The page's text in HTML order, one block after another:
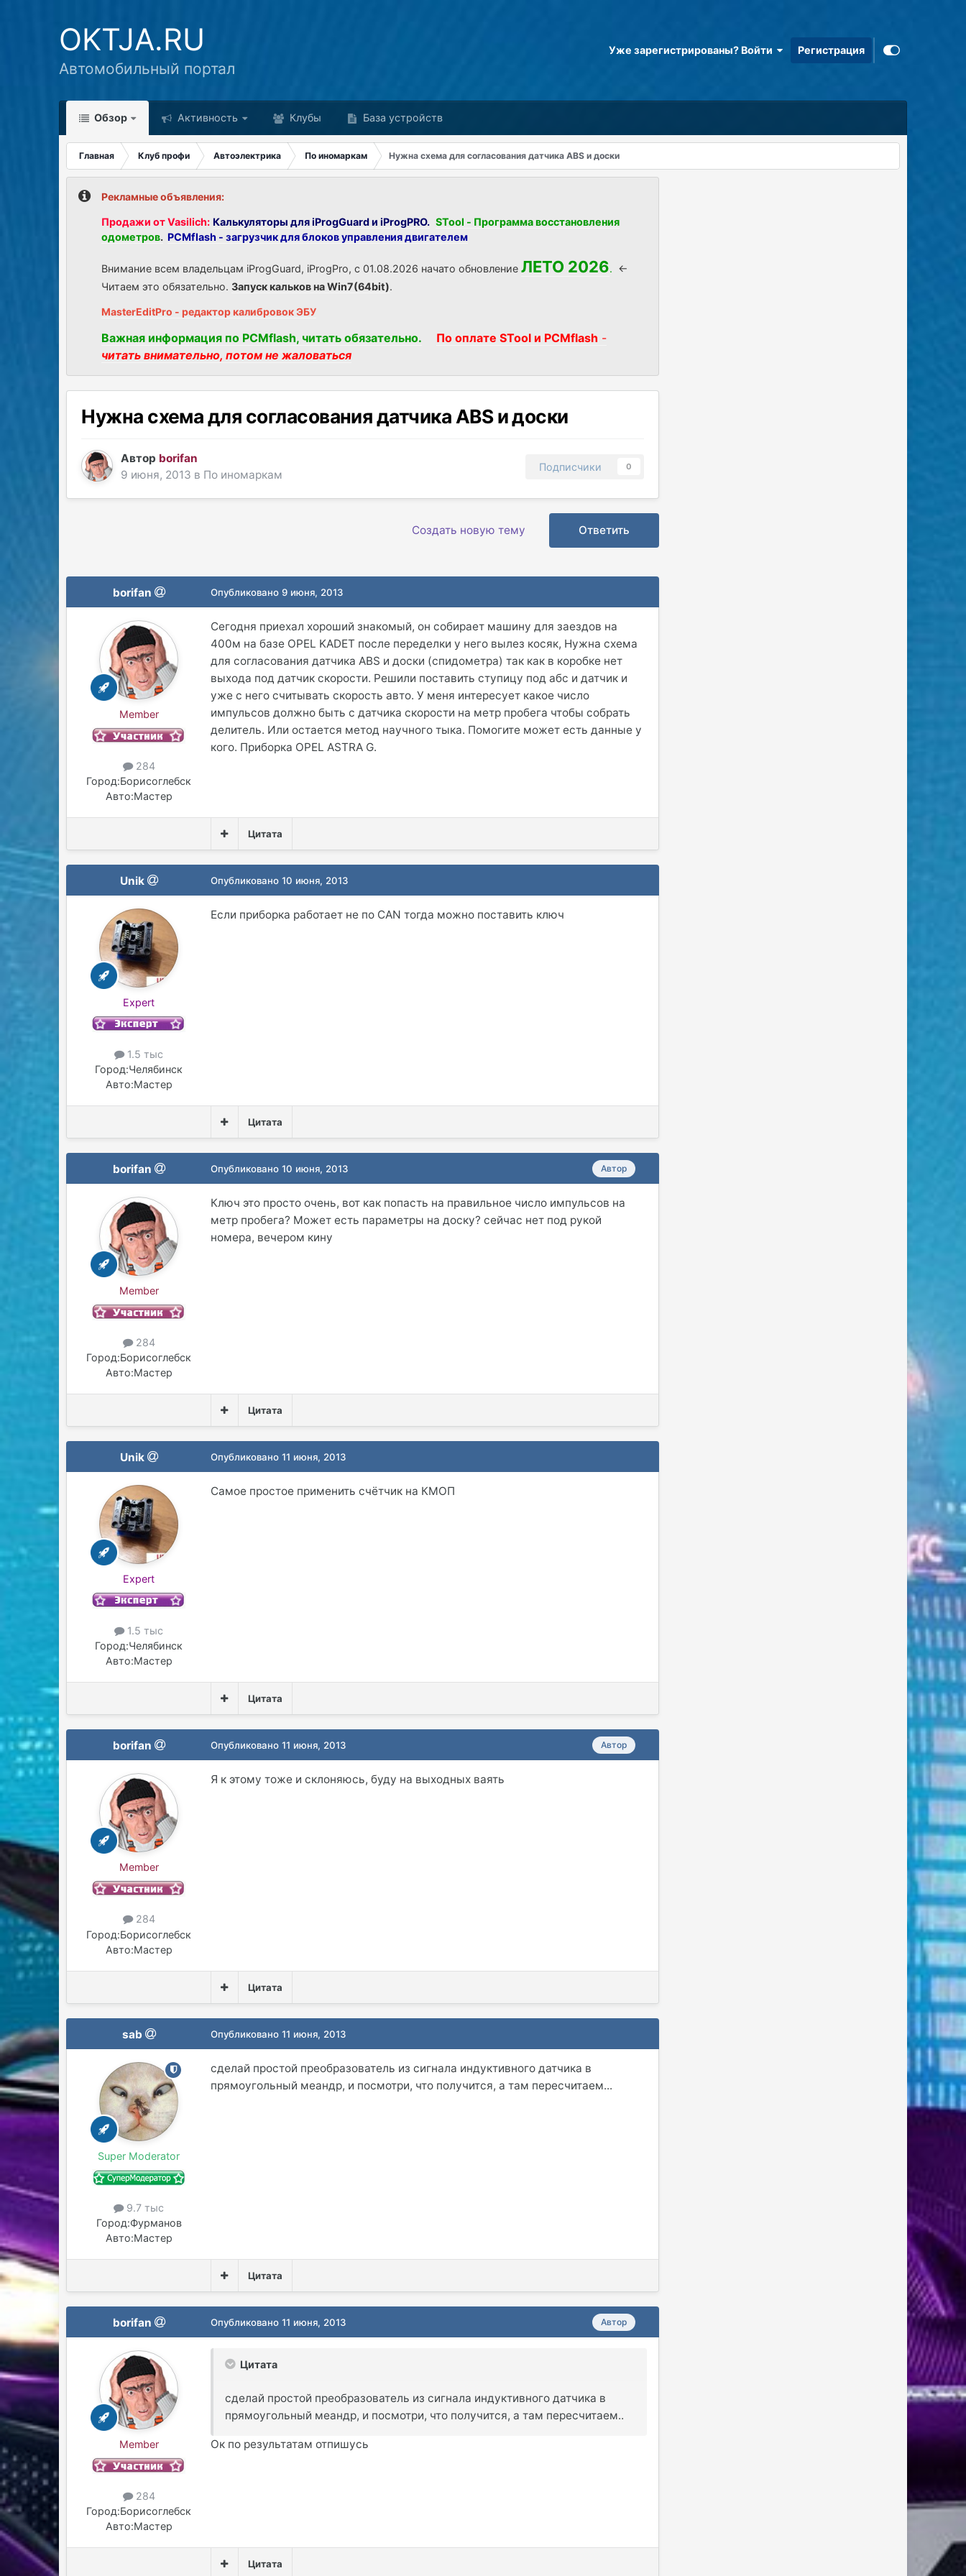
OKTJA.RU
Автомобильный портал
Уже зарегистрированы? Войти Регистрация
Обзор Активность Клубы База устройств
Главная Клуб профи Автоэлектрика По иномаркам Нужна схема для согласования датчика ABS и доски
Рекламные объявления:
Продажи от Vasilich: Калькуляторы для iProgGuard и iProgPRO. STool - Программа восстановления
одометров. PCMflash - загрузчик для блоков управления двигателем
Внимание всем владельцам iProgGuard, iProgPro, с 01.08.2026 начато обновлениеЛЕТО 2026. <-
Читаем это обязательно.Запуск кальков на Win7(64bit).
MasterEditPro - редактор калибровок ЭБУ
Важная информация по PCMflash, читать обязательно. По оплате STool и PCMflash -
читать внимательно, потом не жаловаться
Нужна схема для согласования датчика ABS и доски
Автор borifan
9 июня, 2013 в По иномаркам
Подписчики 0
Ответить
Создать новую тему
borifan
Member
284
Город:Борисоглебск
Авто:Мастер
Опубликовано9 июня, 2013
Сегодня приехал хороший знакомый, он собирает машину для заездов на
400м на базе OPEL KADET после переделки у него вылез косяк, Нужна схема
для согласования датчика ABS и доски (спидометра) так как в коробке нет
выхода под датчик скорости. Решили поставить ступицу под абс и датчик и
уже с него считывать скорость авто. У меня интересует какое число
импульсов должно быть с датчика скорости на метр пробега чтобы собрать
делитель. Или остается метод научного тыка. Помогите может есть данные у
кого. Приборка OPEL ASTRA G.
Цитата
Unik
Expert
1.5 тыс
Город:Челябинск
Авто:Мастер
Опубликовано10 июня, 2013
Если приборка работает не по CAN тогда можно поставить ключ
Цитата
borifan
Member
284
Город:Борисоглебск
Авто:Мастер
Автор
Опубликовано10 июня, 2013
Ключ это просто очень, вот как попасть на правильное число импульсов на
метр пробега? Может есть параметры на доску? сейчас нет под рукой
номера, вечером кину
Цитата
Unik
Expert
1.5 тыс
Город:Челябинск
Авто:Мастер
Опубликовано11 июня, 2013
Самое простое применить счётчик на КМОП
Цитата
borifan
Member
284
Город:Борисоглебск
Авто:Мастер
Автор
Опубликовано11 июня, 2013
Я к этому тоже и склоняюсь, буду на выходных ваять
Цитата
sab
Super Moderator
9.7 тыс
Город:Фурманов
Авто:Мастер
Опубликовано11 июня, 2013
сделай простой преобразователь из сигнала индуктивного датчика в
прямоугольный меандр, и посмотри, что получится, а там пересчитаем...
Цитата
borifan
Member
284
Город:Борисоглебск
Авто:Мастер
Автор
Опубликовано11 июня, 2013
Цитата
сделай простой преобразователь из сигнала индуктивного датчика в
прямоугольный меандр, и посмотри, что получится, а там пересчитаем..
Ок по результатам отпишусь
Цитата